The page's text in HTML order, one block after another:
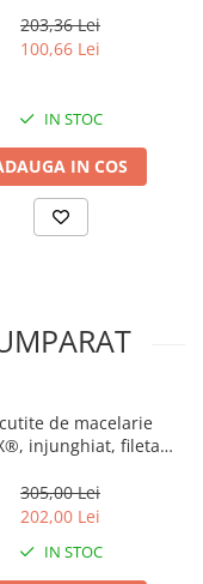
203,36 Lei
100,66 Lei
IN STOC
IN COS
de macelarie
injunghiat, filetat,
otel inoxidabl
305,00 Lei
202,00 Lei
IN STOC